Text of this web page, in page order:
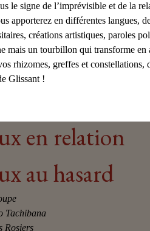
en relation
au hasard
Tachibana
Rosiers
le signe de l’imprévisible et de la
apporterez en différentes langues,
créations artistiques, paroles
mais un tourbillon qui transforme en
rhizomes, greffes et constellations,
Glissant !